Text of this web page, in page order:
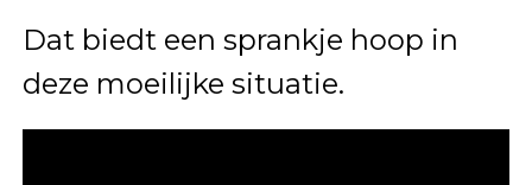
Dat biedt een sprankje hoop in
deze moeilijke situatie.